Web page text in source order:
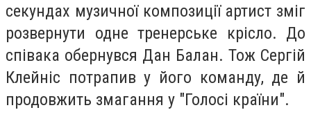
секундах музичної композиції артист зміг
розвернути одне тренерське крісло. До
співака обернувся Дан Балан. Тож Сергій
Клейніс потрапив у його команду, де й
продовжить змагання у "Голосі країни".